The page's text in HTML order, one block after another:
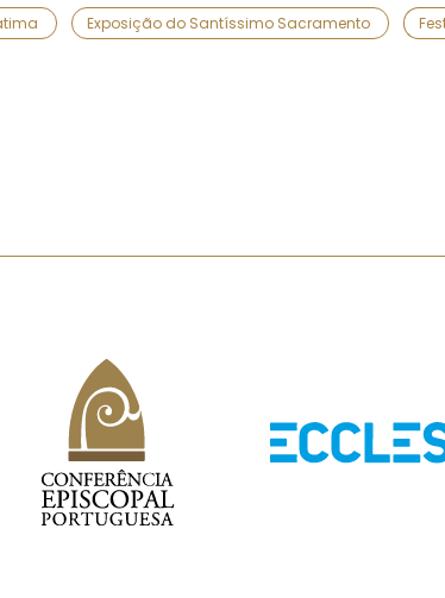
Exposição do Santíssimo Sacramento